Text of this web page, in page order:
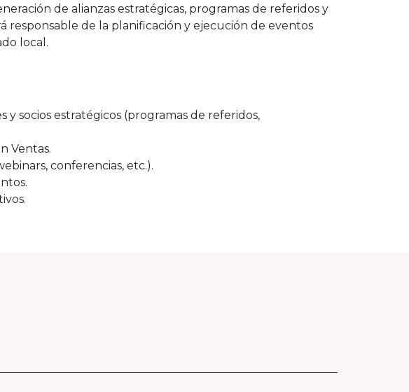
de alianzas estratégicas, programas de referidos y
responsable de la planificación y ejecución de eventos
local.
socios estratégicos (programas de referidos,
Ventas.
conferencias, etc.).